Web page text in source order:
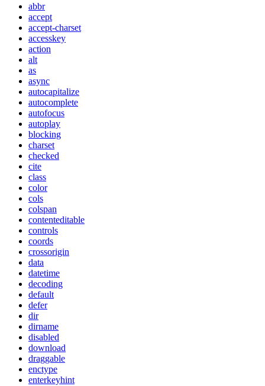
abbr
accept
accept-charset
accesskey
action
alt
as
async
autocapitalize
autocomplete
autofocus
autoplay
blocking
charset
checked
cite
class
color
cols
colspan
contenteditable
controls
coords
crossorigin
data
datetime
decoding
default
defer
dir
dirname
disabled
download
draggable
enctype
enterkeyhint